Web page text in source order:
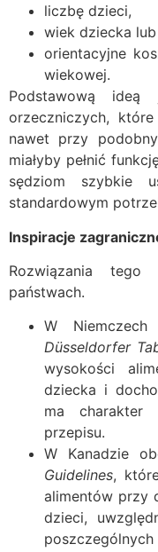
liczbę dzieci,
wiek dziecka
orientacyjne
wiekowej.
Podstawową ideą
orzeczniczych,
nawet przy
miałyby pełnić
sędziom szybkie
standardowym
Inspiracje
Rozwiązania
państwach.
W
Düsseldorfer
wysokości
dziecka i
ma charakter
przepisu.
W Kanadzie
Guidelines,
alimentów przy
dzieci,